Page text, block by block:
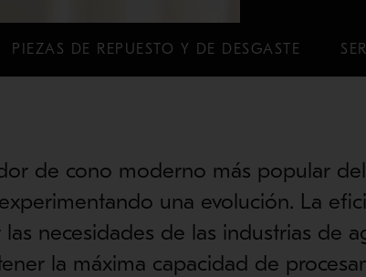
PIEZAS DE REPUESTO Y DE DESGASTE
de cono moderno más popular
una evolución. La
las necesidades de las industrias de
la máxima capacidad de